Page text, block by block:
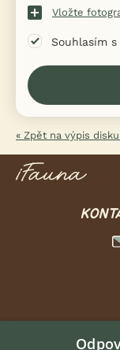
Vložte
Souhlasím s
« Zpět na výpis